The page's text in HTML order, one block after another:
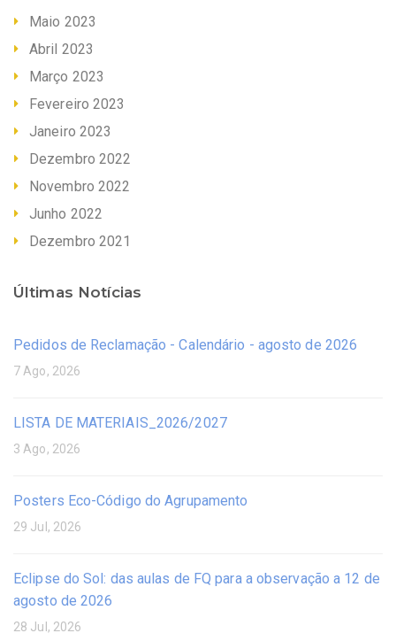
Maio 2023
Abril 2023
Março 2023
Fevereiro 2023
Janeiro 2023
Dezembro 2022
Novembro 2022
Junho 2022
Dezembro 2021
Últimas Notícias
Pedidos de Reclamação - Calendário - agosto de 2026
7 Ago, 2026
LISTA DE MATERIAIS_2026/2027
3 Ago, 2026
Posters Eco-Código do Agrupamento
29 Jul, 2026
Eclipse do Sol: das aulas de FQ para a observação a 12 de
agosto de 2026
28 Jul, 2026